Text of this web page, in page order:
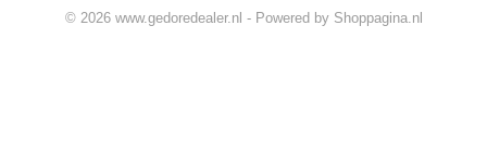
© 2026 www.gedoredealer.nl - Powered by Shoppagina.nl